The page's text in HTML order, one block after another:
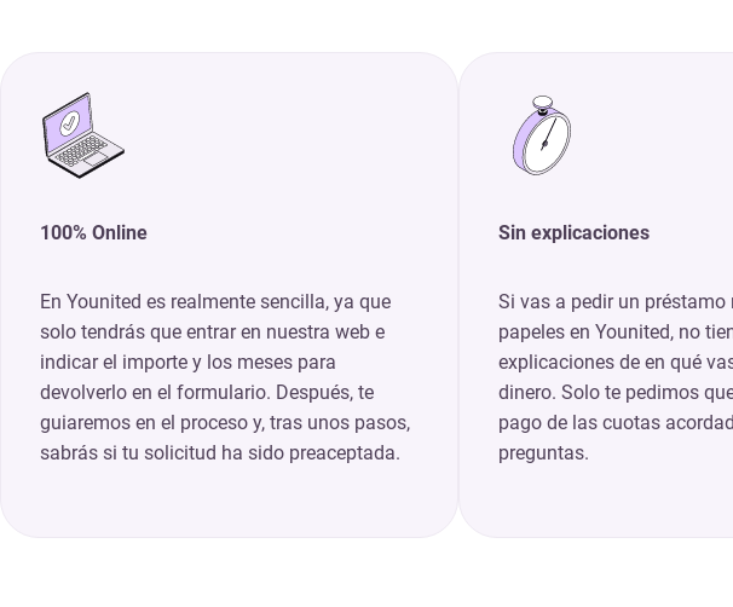
100% Online
En Younited es realmente sencilla, ya que
solo tendrás que entrar en nuestra web e
indicar el importe y los meses para
devolverlo en el formulario. Después, te
guiaremos en el proceso y, tras unos pasos,
sabrás si tu solicitud ha sido preaceptada.
Sin explicaciones
Si vas a pedir un préstamo
papeles en Younited, no
explicaciones de en qué
dinero. Solo te pedimos
pago de las cuotas
preguntas.